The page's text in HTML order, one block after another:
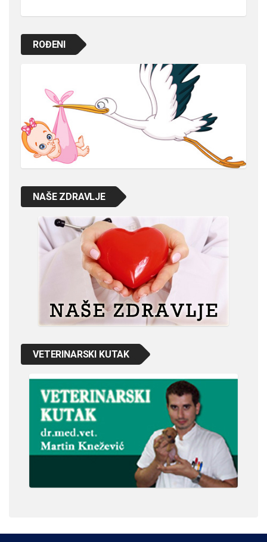
ROĐENI
NAŠE ZDRAVLJE
VETERINARSKI KUTAK